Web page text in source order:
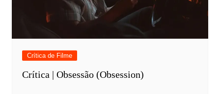
Crítica de Filme
Crítica | Obsessão (Obsession)